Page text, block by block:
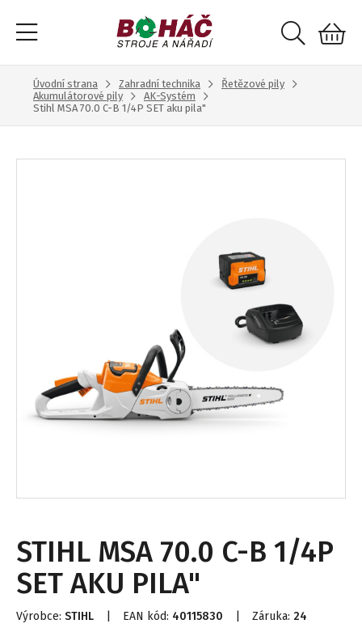
Úvodní strana Zahradní technika
Řetězové pily
Akumulátorové pily
AK-Systém
Stihl MSA 70.0 C-B 1/4P SET aku pila"
STIHL MSA 70.0 C-B 1/4P
SET AKU PILA"
Výrobce: STIHL EAN kód: 40115830 Záruka: 24